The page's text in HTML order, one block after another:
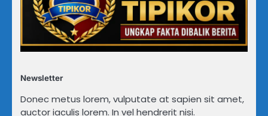
Newsletter
Donec metus lorem, vulputate at sapien sit amet,
auctor iaculis lorem. In vel hendrerit nisi.